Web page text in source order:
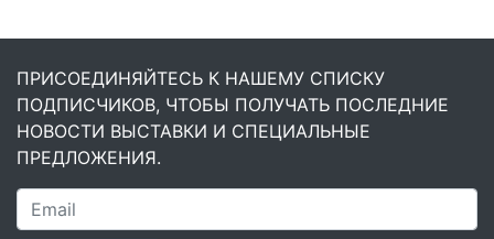
ПРИСОЕДИНЯЙТЕСЬ К НАШЕМУ СПИСКУ
ПОДПИСЧИКОВ, ЧТОБЫ ПОЛУЧАТЬ ПОСЛЕДНИЕ
НОВОСТИ ВЫСТАВКИ И СПЕЦИАЛЬНЫЕ
ПРЕДЛОЖЕНИЯ.